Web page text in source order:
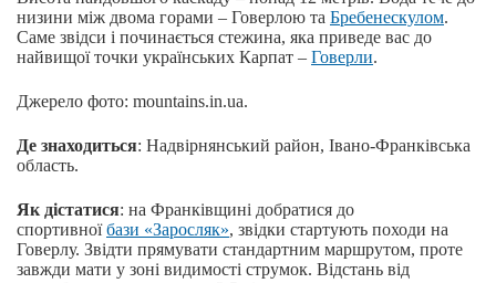
низини між двома горами – Говерлою та Бребенескулом.
Саме звідси і починається стежина, яка приведе вас до
найвищої точки українських Карпат – Говерли.
Джерело фото: mountains.in.ua.
Де знаходиться: Надвірнянський район, Івано-Франківська
область.
Як дістатися: на Франківщині добратися до
спортивноїбази «Заросляк», звідки стартують походи на
Говерлу. Звідти прямувати стандартним маршрутом, проте
завжди мати у зоні видимості струмок. Відстань від